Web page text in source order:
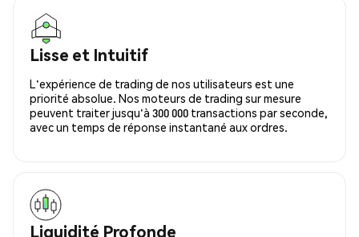
Lisse et Intuitif
L'expérience de trading de nos utilisateurs est une
priorité absolue. Nos moteurs de trading sur mesure
peuvent traiter jusqu'à 300 000 transactions par seconde,
avec un temps de réponse instantané aux ordres.
Liquidité Profonde